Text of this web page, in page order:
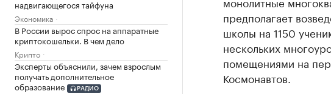
надвигающегося тайфуна
Экономика
В России вырос спрос на аппаратные
криптокошельки. В чем дело
Крипто
Эксперты объяснили, зачем взрослым
получать дополнительное
образование
РАДИО
предполагает
школы на 1150
нескольких
помещениями на
Космонавтов.